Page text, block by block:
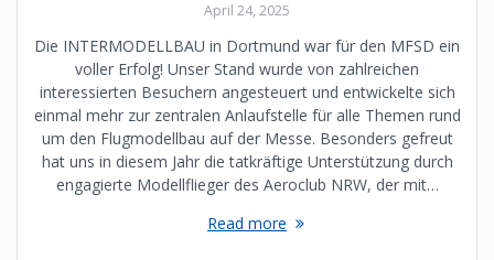
April 24, 2025
Die INTERMODELLBAU in Dortmund war für den MFSD ein
voller Erfolg! Unser Stand wurde von zahlreichen
interessierten Besuchern angesteuert und entwickelte sich
einmal mehr zur zentralen Anlaufstelle für alle Themen rund
um den Flugmodellbau auf der Messe. Besonders gefreut
hat uns in diesem Jahr die tatkräftige Unterstützung durch
engagierte Modellflieger des Aeroclub NRW, der mit…
Read more